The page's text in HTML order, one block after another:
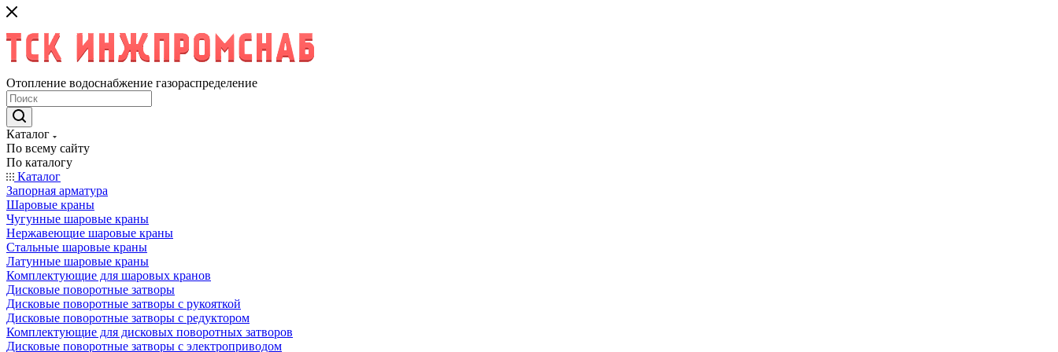
Отопление водоснабжение газораспределение
Каталог
По всему сайту
По каталогу
Каталог
Запорная арматура
Шаровые краны
Чугунные шаровые краны
Нержавеющие шаровые краны
Стальные шаровые краны
Латунные шаровые краны
Комплектующие для шаровых кранов
Дисковые поворотные затворы
Дисковые поворотные затворы с рукояткой
Дисковые поворотные затворы с редуктором
Комплектующие для дисковых поворотных затворов
Дисковые поворотные затворы с электроприводом